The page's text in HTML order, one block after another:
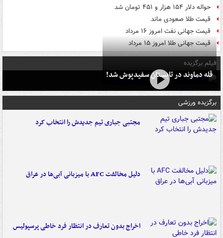
حواله دلار ۱۵۴ هزار و ۴۵۱ تومان شد
قیمت طلا صعودی ماند
قیمت جهانی نفت امروز ۱۶ مرداد
قیمت جهانی طلا امروز ۱۵ مرداد
فیلم برگزیده
قله دماوند در تابستان سفیدپوش شد!
برگزیده ورزشی
مجتبی جباری تیم جدیدش را انتخاب کرد
دلیل مخالفت AFC با میزبانی آبی‌ها در عراق
اخراج بدون تعارف در انتظار فرد خاطی پرسپولیس